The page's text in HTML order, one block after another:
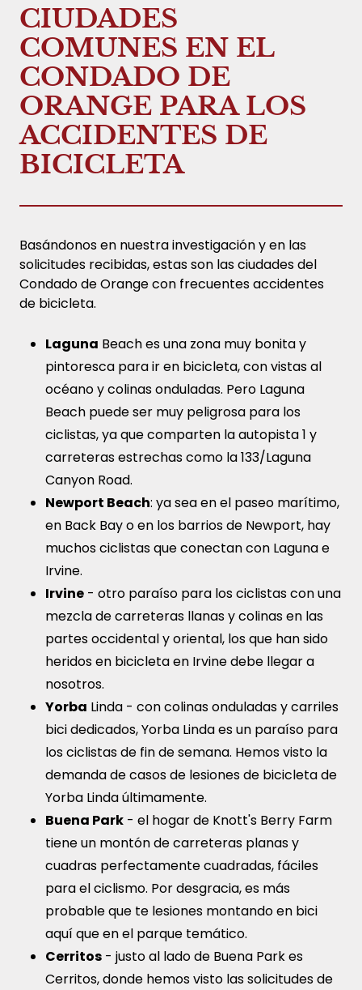
CIUDADES
COMUNES EN EL
CONDADO DE
ORANGE PARA LOS
ACCIDENTES DE
BICICLETA
Basándonos en nuestra investigación y en las
solicitudes recibidas, estas son las ciudades del
Condado de Orange con frecuentes accidentes
de bicicleta.
Laguna Beach es una zona muy bonita y
pintoresca para ir en bicicleta, con vistas al
océano y colinas onduladas. Pero Laguna
Beach puede ser muy peligrosa para los
ciclistas, ya que comparten la autopista 1 y
carreteras estrechas como la 133/Laguna
Canyon Road.
Newport Beach: ya sea en el paseo marítimo,
en Back Bay o en los barrios de Newport, hay
muchos ciclistas que conectan con Laguna e
Irvine.
Irvine - otro paraíso para los ciclistas con una
mezcla de carreteras llanas y colinas en las
partes occidental y oriental, los que han sido
heridos en bicicleta en Irvine debe llegar a
nosotros.
Yorba Linda - con colinas onduladas y carriles
bici dedicados, Yorba Linda es un paraíso para
los ciclistas de fin de semana. Hemos visto la
demanda de casos de lesiones de bicicleta de
Yorba Linda últimamente.
Buena Park - el hogar de Knott's Berry Farm
tiene un montón de carreteras planas y
cuadras perfectamente cuadradas, fáciles
para el ciclismo. Por desgracia, es más
probable que te lesiones montando en bici
aquí que en el parque temático.
Cerritos - justo al lado de Buena Park es
Cerritos, donde hemos visto las solicitudes de